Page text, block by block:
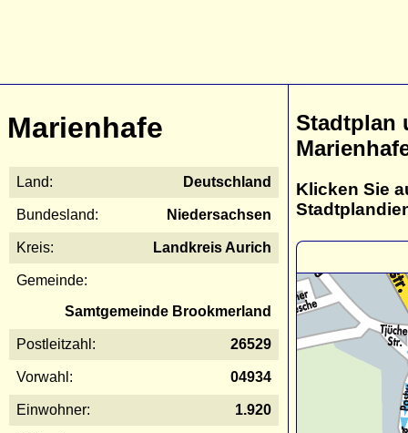
Marienhafe
Land: Deutschland
Bundesland: Niedersachsen
Kreis: Landkreis Aurich
Gemeinde:
Samtgemeinde Brookmerland
Postleitzahl: 26529
Vorwahl: 04934
Einwohner: 1.920
Stadtplan
Klicken Sie